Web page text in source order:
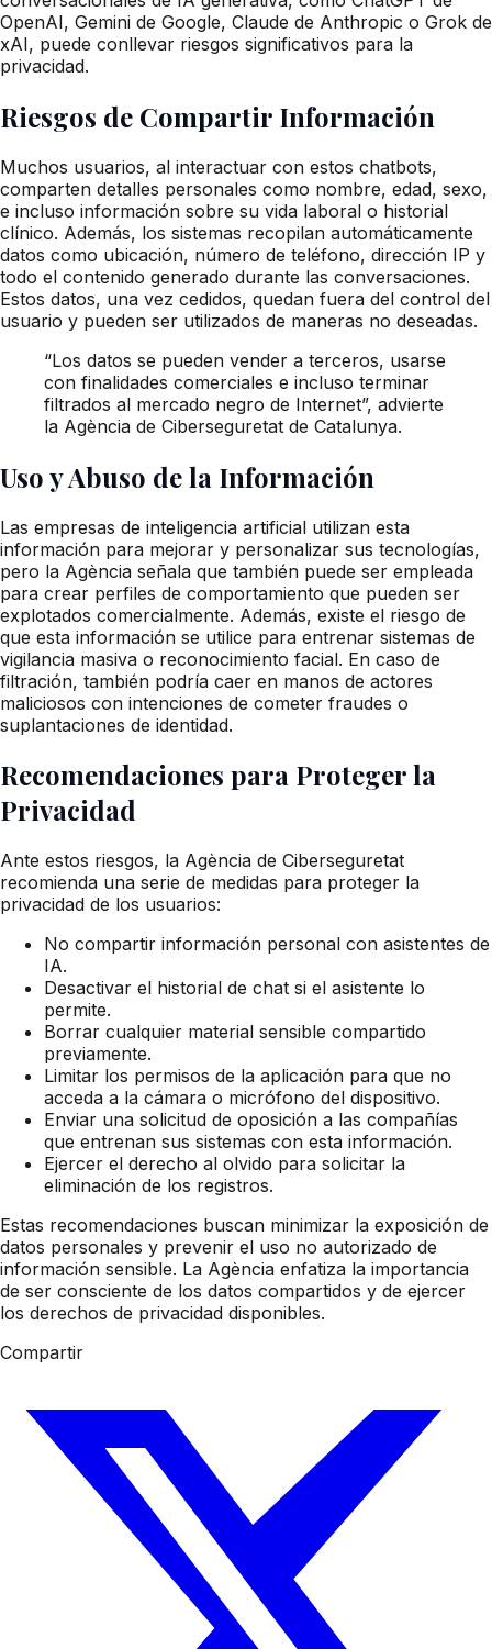
OpenAI, Gemini de Google, Claude de Anthropic o Grok de
xAI, puede conllevar riesgos significativos para la
privacidad.
Riesgos de Compartir Información
Muchos usuarios, al interactuar con estos chatbots,
comparten detalles personales como nombre, edad, sexo,
e incluso información sobre su vida laboral o historial
clínico. Además, los sistemas recopilan automáticamente
datos como ubicación, número de teléfono, dirección IP y
todo el contenido generado durante las conversaciones.
Estos datos, una vez cedidos, quedan fuera del control del
usuario y pueden ser utilizados de maneras no deseadas.
“Los datos se pueden vender a terceros, usarse
con finalidades comerciales e incluso terminar
filtrados al mercado negro de Internet”, advierte
la Agència de Ciberseguretat de Catalunya.
Uso y Abuso de la Información
Las empresas de inteligencia artificial utilizan esta
información para mejorar y personalizar sus tecnologías,
pero la Agència señala que también puede ser empleada
para crear perfiles de comportamiento que pueden ser
explotados comercialmente. Además, existe el riesgo de
que esta información se utilice para entrenar sistemas de
vigilancia masiva o reconocimiento facial. En caso de
filtración, también podría caer en manos de actores
maliciosos con intenciones de cometer fraudes o
suplantaciones de identidad.
Recomendaciones para Proteger la
Privacidad
Ante estos riesgos, la Agència de Ciberseguretat
recomienda una serie de medidas para proteger la
privacidad de los usuarios:
No compartir información personal con asistentes de
IA.
Desactivar el historial de chat si el asistente lo
permite.
Borrar cualquier material sensible compartido
previamente.
Limitar los permisos de la aplicación para que no
acceda a la cámara o micrófono del dispositivo.
Enviar una solicitud de oposición a las compañías
que entrenan sus sistemas con esta información.
Ejercer el derecho al olvido para solicitar la
eliminación de los registros.
Estas recomendaciones buscan minimizar la exposición de
datos personales y prevenir el uso no autorizado de
información sensible. La Agència enfatiza la importancia
de ser consciente de los datos compartidos y de ejercer
los derechos de privacidad disponibles.
Compartir